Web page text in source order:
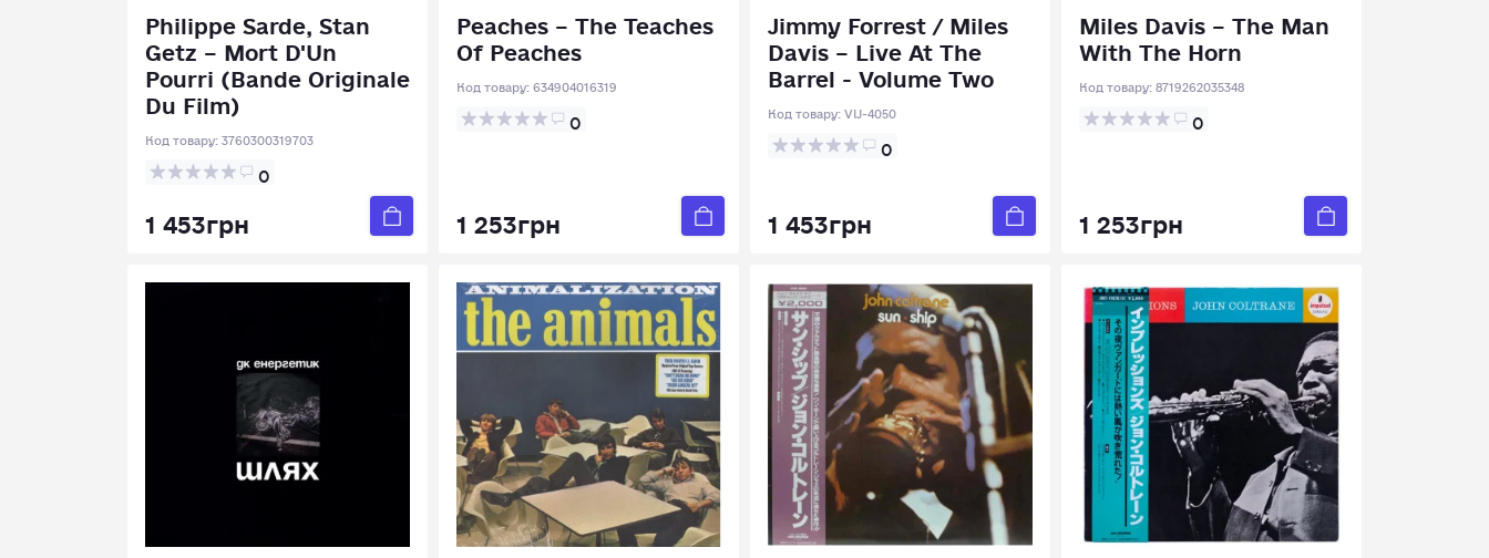
Philippe Sarde, Stan
Getz – Mort D'Un
Pourri (Bande Originale
Du Film)
Код товару:3760300319703
0
1 453грн
Peaches – The Teaches
Of Peaches
Код товару:634904016319
0
1 253грн
Jimmy Forrest / Miles
Davis – Live At The
Barrel - Volume Two
Код товару:VIJ-4050
0
1 453грн
Miles Davis – The Man
With The Horn
Код товару:8719262035348
0
1 253грн